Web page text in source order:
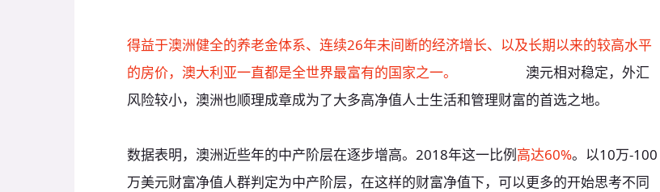
得益于澳洲健全的养老金体系、连续26年未间断的经济增长、以及长期以来的较高水平
的房价，澳大利亚一直都是全世界最富有的国家之一。
澳元相对稳定，外汇
风险较小，澳洲也顺理成章成为了大多高净值人士生活和管理财富的首选之地。
数据表明，澳洲近些年的中产阶层在逐步增高。2018年这一比例高达60%。以10万-100
万美元财富净值人群判定为中产阶层，在这样的财富净值下，可以更多的开始思考不同